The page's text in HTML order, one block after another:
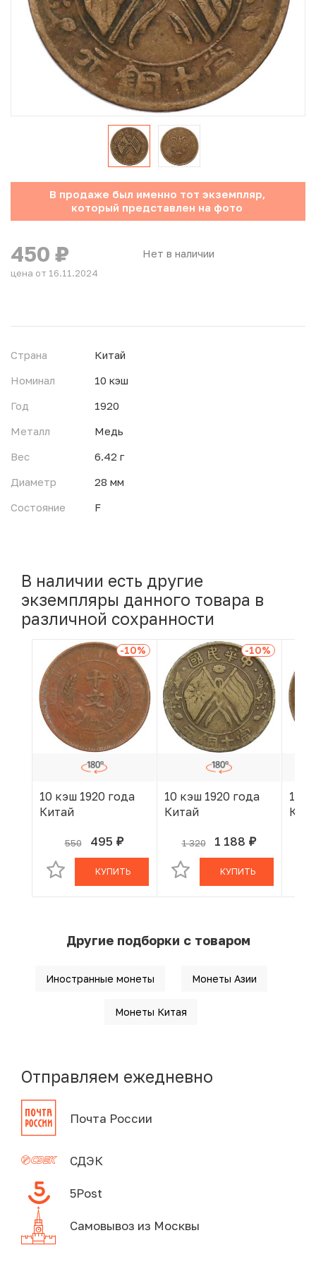
Юбилейные монеты Банка России (с 1999 года)
Памятные и инвестиционные монеты СССР и России
Иностранные монеты
Неофициальные выпуски монет (Unusual)
Античные и средневековые монеты
Наборы монет
Инвестиционные монеты
В продаже был именно тот экземпляр,
который представлен на фото
Нет в наличии
450 ₽
цена от 16.11.2024
Страна
Китай
Номинал
10 кэш
Год
1920
Металл
Медь
Вес
6.42 г
Диаметр
28 мм
Состояние
F
В наличии есть другие
экземпляры данного товара в
различной сохранности
-10%
10 кэш 1920 года
Китай
550 495 руб.
В КОРЗИНЕ
КУПИТЬ
-10%
10 кэш 1920 года
Китай
1 320 1 188 руб.
В КОРЗИНЕ
КУПИТЬ
10
Другие подборки с товаром
Иностранные монеты Монеты Азии
Монеты Китая
Отправляем ежедневно
Почта России
СДЭК
5Post
Самовывоз из Москвы